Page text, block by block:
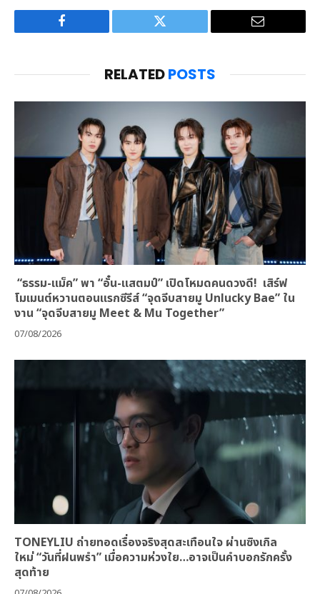
Facebook Twitter Email
RELATEDPOSTS
“ธรรม-แม็ค” พา “อั๋น-แสตมป์” เปิดโหมดคนดวงดี! เสิร์ฟ
โมเมนต์หวานตอนแรกซีรีส์ “จุดจีบสายมู Unlucky Bae” ใน
งาน “จุดจีบสายมู Meet & Mu Together”
07/08/2026
TONEYLIU ถ่ายทอดเรื่องจริงสุดสะเทือนใจ ผ่านซิงเกิล
ใหม่ “วันที่ฝนพรำ” เมื่อความห่วงใย…อาจเป็นคำบอกรักครั้ง
สุดท้าย